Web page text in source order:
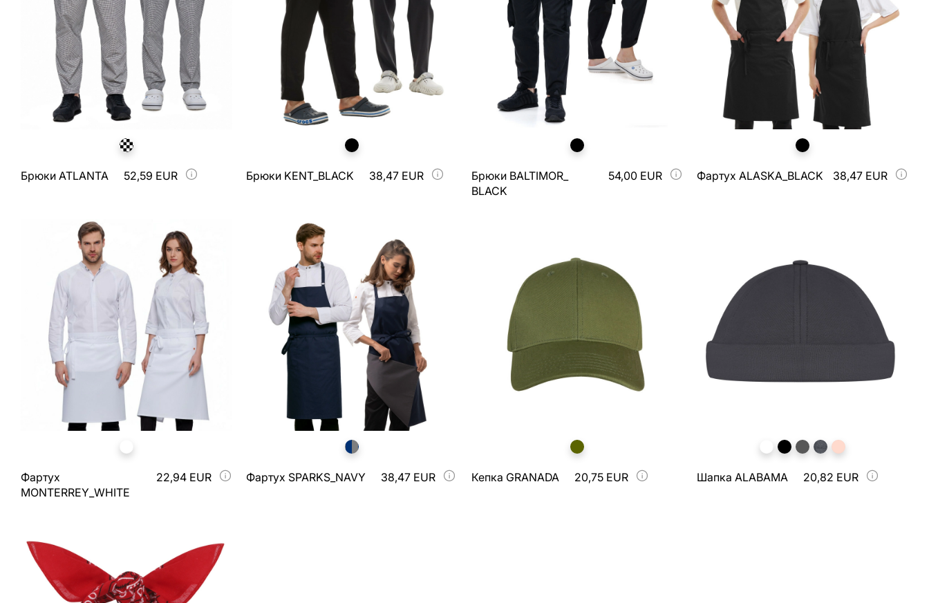
Брюки ATLANTA 52,59 EUR Брюки KENT_BLACK 38,47 EUR
Брюки BALTIMOR_
BLACK
54,00 EUR Фартух ALASKA_BLACK 38,47 EUR
Фартух
MONTERREY_WHITE
22,94 EUR Фартух SPARKS_NAVY 38,47 EUR Кепка GRANADA 20,75 EUR Шапка ALABAMA 20,82 EUR